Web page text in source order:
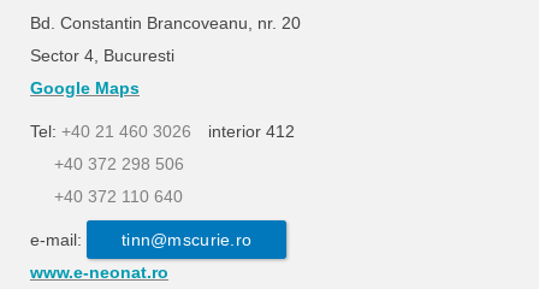
Bd. Constantin Brancoveanu, nr. 20
Sector 4, Bucuresti
Google Maps
Tel: +40 21 460 3026
interior 412
+40 372 298 506
+40 372 110 640
e-mail:
tinn@mscurie.ro
www.e-neonat.ro